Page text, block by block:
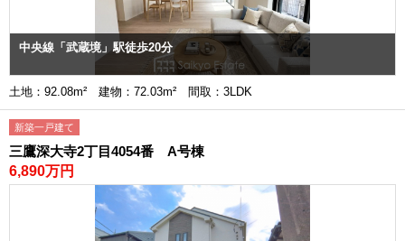
中央線「武蔵境」駅徒歩20分
土地：92.08m² 建物：72.03m² 間取：3LDK
新築一戸建て
三鷹深大寺2丁目4054番 A号棟
6,890万円